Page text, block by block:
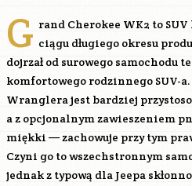
G rand Cherokee WK2 to
ciągu długiego okresu
dojrzał od surowego samochodu
komfortowego rodzinnego SUV-
Wranglera jest bardziej
a z opcjonalnym zawieszeniem
miękki — zachowuje przy tym
Czyni go to wszechstronnym
jednak z typową dla Jeepa